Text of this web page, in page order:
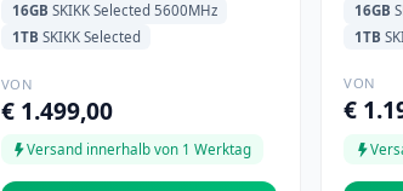
16GB SKIKK Selected 5600MHz
1TB SKIKK Selected
VON
€ 1.499,00
Versand innerhalb von 1 Werktag
16GB
1TB
VON
€